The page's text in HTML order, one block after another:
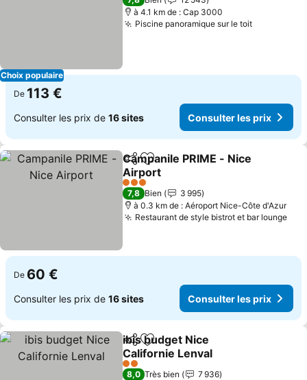
Choix populaire
à 4.1 km de : Cap 3000
Piscine panoramique sur le toitConsulter
De 113 €
Consulter les prix de 16 sites Consulter les prix
PartagerAjouter à mes favoris
Campanile PRIME - Nice
Airport
Consulter les prix
3 Étoiles
7,8 Bien
3 995
à 0.3 km de : Aéroport Nice-Côte d'Azur
Restaurant de style bistrot et bar lounge
De 60 €
Consulter les prix de 16 sites Consulter les prix
PartagerAjouter à mes favoris
ibis budget Nice
Californie Lenval
Consulter les prix
2 Étoiles
8,0 Très bien
7 936